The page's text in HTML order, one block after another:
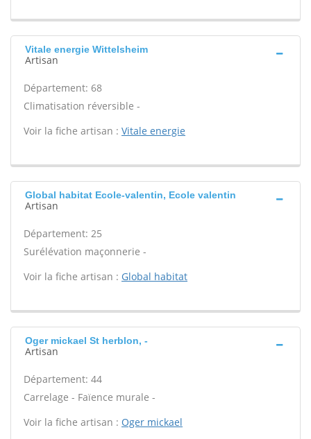
Vitale energie Wittelsheim
Artisan
Département: 68
Climatisation réversible -
Voir la fiche artisan : Vitale energie
Global habitat Ecole-valentin, Ecole valentin
Artisan
Département: 25
Surélévation maçonnerie -
Voir la fiche artisan : Global habitat
Oger mickael St herblon, -
Artisan
Département: 44
Carrelage - Faïence murale -
Voir la fiche artisan : Oger mickael